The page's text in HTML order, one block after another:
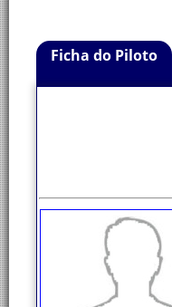
Ficha do Piloto